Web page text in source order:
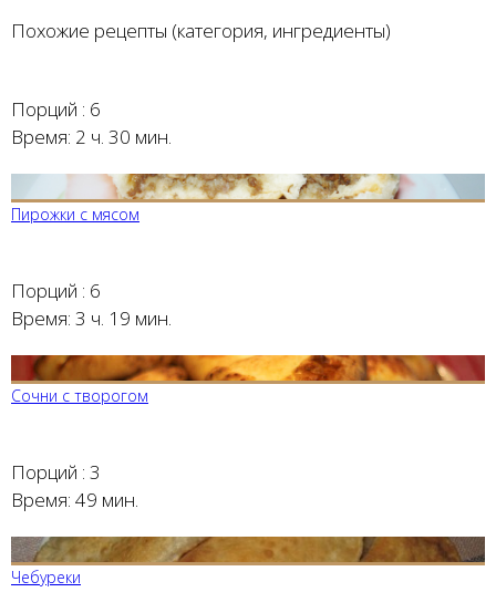
Похожие рецепты (категория, ингредиенты)
Порций : 6
Время: 2 ч. 30 мин.
Пирожки с мясом
Порций : 6
Время: 3 ч. 19 мин.
Сочни с творогом
Порций : 3
Время: 49 мин.
Чебуреки